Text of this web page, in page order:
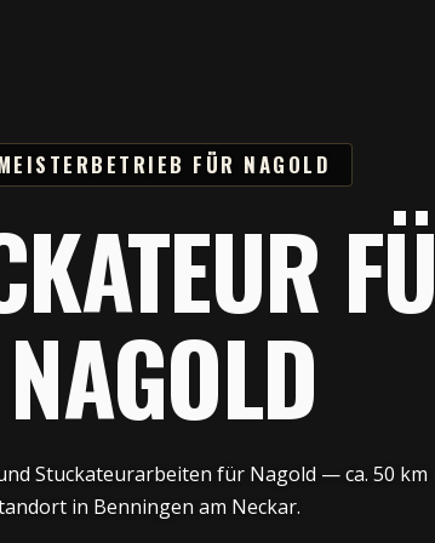
FÜR NAGOLD
NAGOLD
Stuckateurarbeiten für Nagold — ca. 50 km
in Benningen am Neckar.